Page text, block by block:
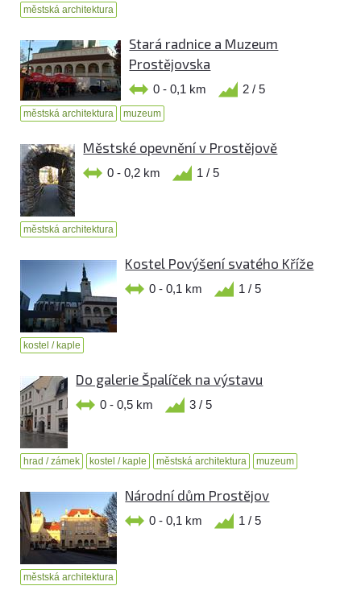
městská architektura
Stará radnice a Muzeum
Prostějovska
0 - 0,1 km 2 / 5
městská architektura muzeum
Městské opevnění v Prostějově
0 - 0,2 km 1 / 5
městská architektura
Kostel Povýšení svatého Kříže
0 - 0,1 km 1 / 5
kostel / kaple
Do galerie Špalíček na výstavu
0 - 0,5 km 3 / 5
hrad / zámek kostel / kaple městská architektura muzeum
Národní dům Prostějov
0 - 0,1 km 1 / 5
městská architektura